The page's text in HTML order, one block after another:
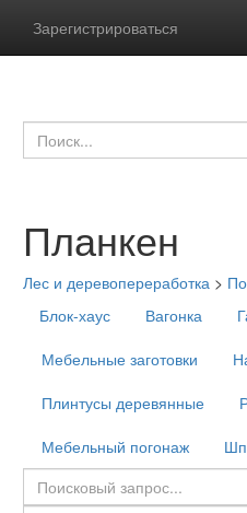
Зарегистрироваться
Планкен
Лес и деревопереработка >
Блок-хаус
Вагонка
Мебельные заготовки
Плинтусы деревянные
Мебельный погонаж